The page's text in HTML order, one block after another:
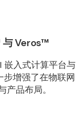
Veros™
入式计算平台与
增强了在物联网
产品布局。